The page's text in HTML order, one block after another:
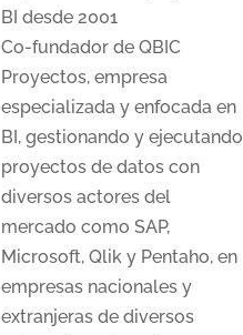
BI desde 2001
Co-fundador de QBIC
Proyectos, empresa
especializada y enfocada en
BI, gestionando y ejecutando
proyectos de datos con
diversos actores del
mercado como SAP,
Microsoft, Qlik y Pentaho, en
empresas nacionales y
extranjeras de diversos